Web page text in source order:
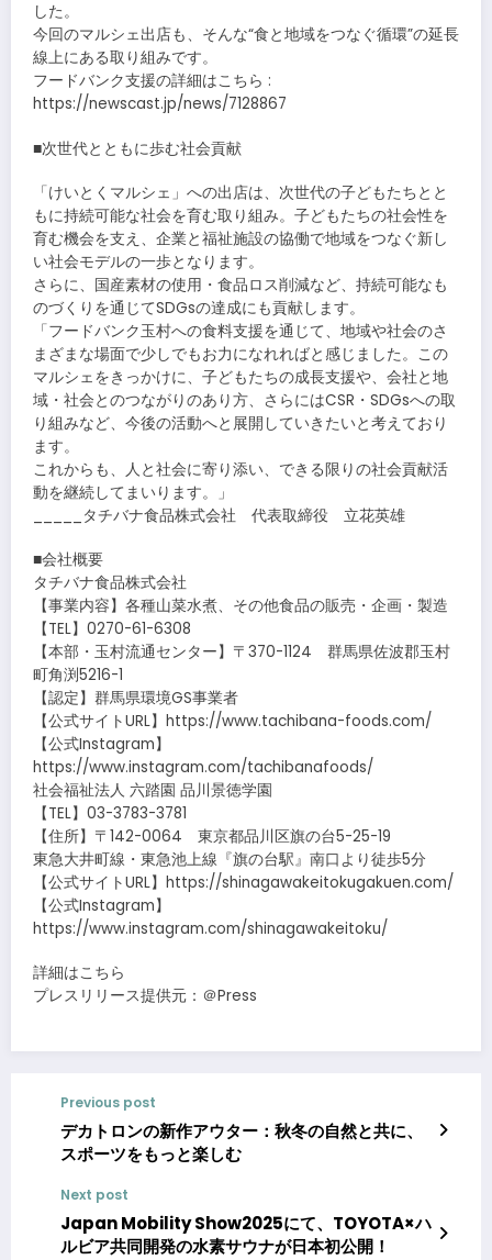
した。
今回のマルシェ出店も、そんな“食と地域をつなぐ循環”の延長
線上にある取り組みです。
フードバンク支援の詳細はこちら :
https://newscast.jp/news/7128867
■次世代とともに歩む社会貢献
「けいとくマルシェ」への出店は、次世代の子どもたちとと
もに持続可能な社会を育む取り組み。子どもたちの社会性を
育む機会を支え、企業と福祉施設の協働で地域をつなぐ新し
い社会モデルの一歩となります。
さらに、国産素材の使用・食品ロス削減など、持続可能なも
のづくりを通じてSDGsの達成にも貢献します。
「フードバンク玉村への食料支援を通じて、地域や社会のさ
まざまな場面で少しでもお力になれればと感じました。この
マルシェをきっかけに、子どもたちの成長支援や、会社と地
域・社会とのつながりのあり方、さらにはCSR・SDGsへの取
り組みなど、今後の活動へと展開していきたいと考えており
ます。
これからも、人と社会に寄り添い、できる限りの社会貢献活
動を継続してまいります。」
_____タチバナ食品株式会社 代表取締役 立花英雄
■会社概要
タチバナ食品株式会社
【事業内容】各種山菜水煮、その他食品の販売・企画・製造
【TEL】0270-61-6308
【本部・玉村流通センター】〒370-1124 群馬県佐波郡玉村
町角渕5216-1
【認定】群馬県環境GS事業者
【公式サイトURL】https://www.tachibana-foods.com/
【公式Instagram】
https://www.instagram.com/tachibanafoods/
社会福祉法人 六踏園 品川景徳学園
【TEL】03-3783-3781
【住所】〒142-0064 東京都品川区旗の台5-25-19
東急大井町線・東急池上線『旗の台駅』南口より徒歩5分
【公式サイトURL】https://shinagawakeitokugakuen.com/
【公式Instagram】
https://www.instagram.com/shinagawakeitoku/
詳細はこちら
プレスリリース提供元：＠Press
Previous post
デカトロンの新作アウター：秋冬の自然と共に、
スポーツをもっと楽しむ
Next post
Japan Mobility Show2025にて、TOYOTA×ハ
ルビア共同開発の水素サウナが日本初公開！